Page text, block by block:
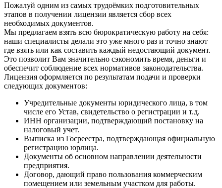
Пожалуй одним из самых трудоёмких подготовительных
этапов в получении лицензии является сбор всех
необходимых документов.
Мы предлагаем взять всю бюрократическую работу на себя:
наши специалисты делали это уже много раз и точно знают
где взять или как составить каждый недостающий документ.
Это позволит Вам значительно сэкономить время, деньги и
обеспечит соблюдение всех нормативов законодательства.
Лицензия оформляется по результатам подачи и проверки
следующих документов:
Учредительные документы юридического лица, в том
числе его Устав, свидетельство о регистрации и т.д.
ИНН организации, подтверждающий постановку на
налоговый учет.
Выписка из Госреестра, подтверждающая официальную
регистрацию юрлица.
Документы об основном направлении деятельности
предприятия.
Договор, дающий право пользования коммерческим
помещением или земельным участком для работы.